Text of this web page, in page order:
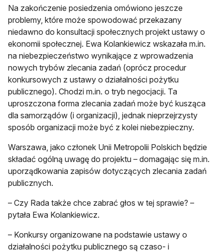
Na zakończenie posiedzenia omówiono jeszcze
problemy, które może spowodować przekazany
niedawno do konsultacji społecznych projekt ustawy o
ekonomii społecznej. Ewa Kolankiewicz wskazała m.in.
na niebezpieczeństwo wynikające z wprowadzenia
nowych trybów zlecania zadań (oprócz procedur
konkursowych z ustawy o działalności pożytku
publicznego). Chodzi m.in. o tryb negocjacji. Ta
uproszczona forma zlecania zadań może być kusząca
dla samorządów (i organizacji), jednak nieprzejrzysty
sposób organizacji może być z kolei niebezpieczny.
Warszawa, jako członek Unii Metropolii Polskich będzie
składać ogólną uwagę do projektu – domagając się m.in.
uporządkowania zapisów dotyczących zlecania zadań
publicznych.
– Czy Rada także chce zabrać głos w tej sprawie? –
pytała Ewa Kolankiewicz.
– Konkursy organizowane na podstawie ustawy o
działalności pożytku publicznego są czaso- i